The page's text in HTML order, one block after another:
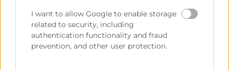
I want to allow Google to enable storage
related to security, including
authentication functionality and fraud
prevention, and other user protection.
significativamente la precisión en la
preparación de pedidos en
logística
internay externa, y favorecer de forma
positiva la gestión de stocks.